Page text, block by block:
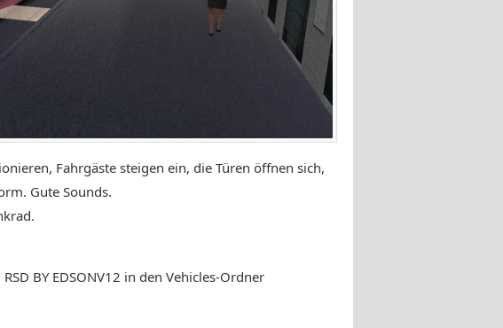
Fahrgäste steigen ein, die Türen öffnen sich,
Gute Sounds.
BY EDSONV12 in den Vehicles-Ordner